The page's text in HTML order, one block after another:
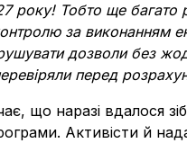
року! Тобто ще
за виконанням
дозволи без
перед
що наразі вдалося
Активісти й